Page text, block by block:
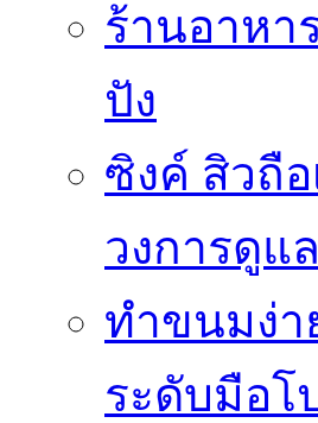
ร้านอาหา
ปัง
ซิงค์ สิวถื
วงการดูแ
ทำขนมง่า
ระดับมือโ